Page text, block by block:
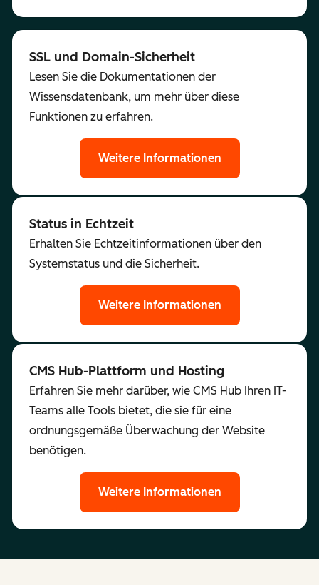
SSL und Domain-Sicherheit
Lesen Sie die Dokumentationen der
Wissensdatenbank, um mehr über diese
Funktionen zu erfahren.
Weitere Informationen
Status in Echtzeit
Erhalten Sie Echtzeitinformationen über den
Systemstatus und die Sicherheit.
Weitere Informationen
CMS Hub-Plattform und Hosting
Erfahren Sie mehr darüber, wie CMS Hub Ihren IT-
Teams alle Tools bietet, die sie für eine
ordnungsgemäße Überwachung der Website
benötigen.
Weitere Informationen